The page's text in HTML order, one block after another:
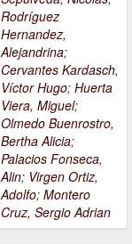
Rodríguez
Hernandez,
Alejandrina;
Cervantes Kardasch,
Víctor Hugo; Huerta
Viera, Miguel;
Olmedo Buenrostro,
Bertha Alicia;
Palacios Fonseca,
Alin; Virgen Ortiz,
Adolfo; Montero
Cruz, Sergio Adrian